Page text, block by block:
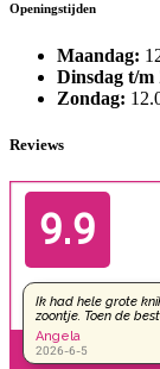
Openingstijden
Maandag:
Dinsdag t/m
Zondag:
Reviews